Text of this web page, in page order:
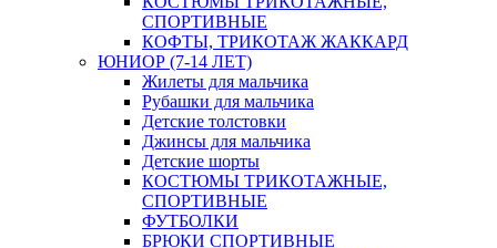
СПОРТИВНЫЕ
КОФТЫ, ТРИКОТАЖ ЖАККАРД
ЮНИОР (7-14 ЛЕТ)
Жилеты для мальчика
Рубашки для мальчика
Детские толстовки
Джинсы для мальчика
Детские шорты
КОСТЮМЫ ТРИКОТАЖНЫЕ,
СПОРТИВНЫЕ
ФУТБОЛКИ
БРЮКИ СПОРТИВНЫЕ